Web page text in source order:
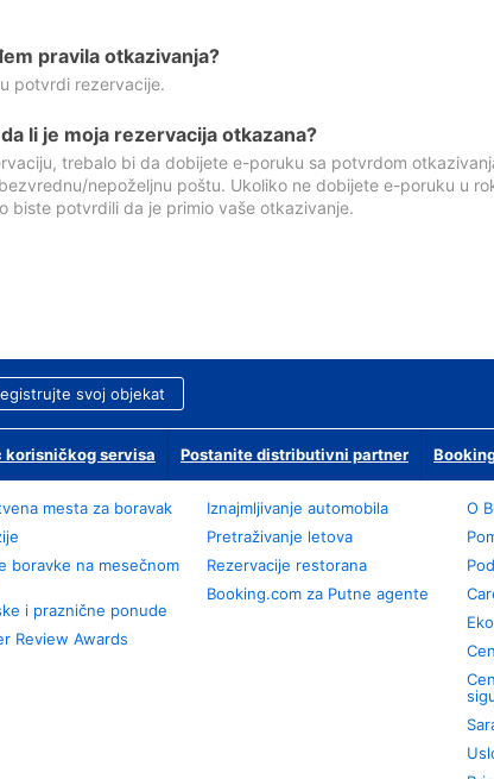
pravila otkazivanja?
potvrdi rezervacije.
li je moja rezervacija otkazana?
trebalo bi da dobijete e-poruku sa potvrdom
nepoželjnu poštu. Ukoliko ne dobijete e-poruku u
biste potvrdili da je primio vaše otkazivanje.
svoj objekat
korisničkog servisa Postanite distributivni partner
mesta za boravak
boravke na mesečnom
i praznične ponude
Review Awards
Iznajmljivanje automobila
Pretraživanje letova
Rezervacije restorana
Booking.com za Putne agente
О